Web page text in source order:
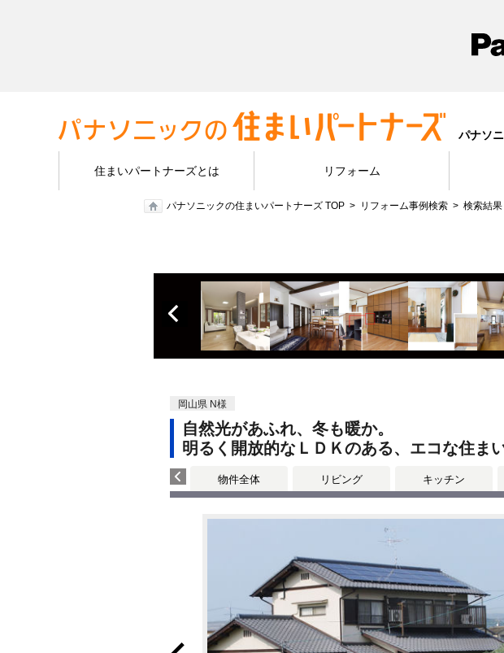
パナソ
住まいパートナーズとは リフォーム
パナソニックの住まいパートナーズ TOP リフォーム事例検索 検索結果
岡山県 N様
自然光があふれ、冬も暖か。
明るく開放的なＬＤＫのある、エコな住まい
物件全体 リビング キッチン